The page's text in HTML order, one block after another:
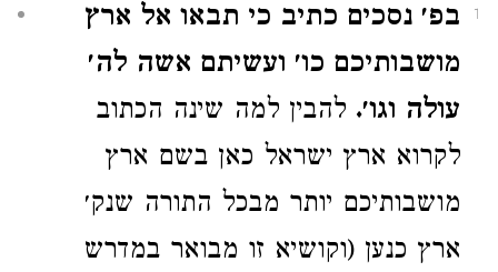
1
בפ׳ נסכים כתיב כי תבאו אל ארץ
מושבותיכם כו׳ ועשיתם אשה לה׳
עולה וגו׳. להבין למה שינה הכתוב
לקרוא ארץ ישראל כאן בשם ארץ
מושבותיכם יותר מבכל התורה שנק׳
ארץ כנען (וקושיא זו מבואר במדרש